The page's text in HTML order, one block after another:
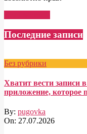
Последние записи
Без рубрики
Хватит вести записи
приложение, которое
By: pugovka
On: 27.07.2026